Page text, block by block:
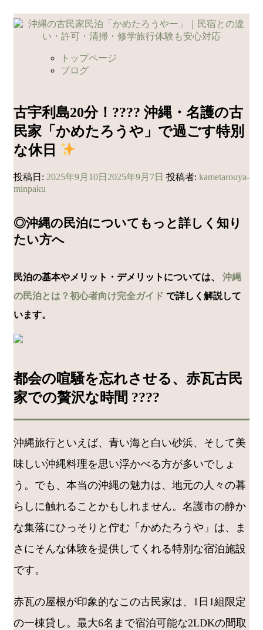
コ
ン
キ
ッ
プ
トップページ
ブログ
古宇利島20分！???? 沖縄・名護の古
民家「かめたろうや」で過ごす特別
な休日
投稿日: 2025年9月10日 2025年9月7日 投稿者: kametarouya-
minpaku
◎沖縄の民泊についてもっと詳しく知り
たい方へ
民泊の基本やメリット・デメリットについては、 沖縄
の民泊とは？初心者向け完全ガイド で詳しく解説して
います。
都会の喧騒を忘れさせる、赤瓦古民
家での贅沢な時間 ????
沖縄旅行といえば、青い海と白い砂浜、そして美
味しい沖縄料理を思い浮かべる方が多いでしょ
う。でも、本当の沖縄の魅力は、地元の人々の暮
らしに触れることかもしれません。名護市の静か
な集落にひっそりと佇む「かめたろうや」は、ま
さにそんな体験を提供してくれる特別な宿泊施設
です。
赤瓦の屋根が印象的なこの古民家は、1日1組限定
の一棟貸し。最大6名まで宿泊可能な2LDKの間取